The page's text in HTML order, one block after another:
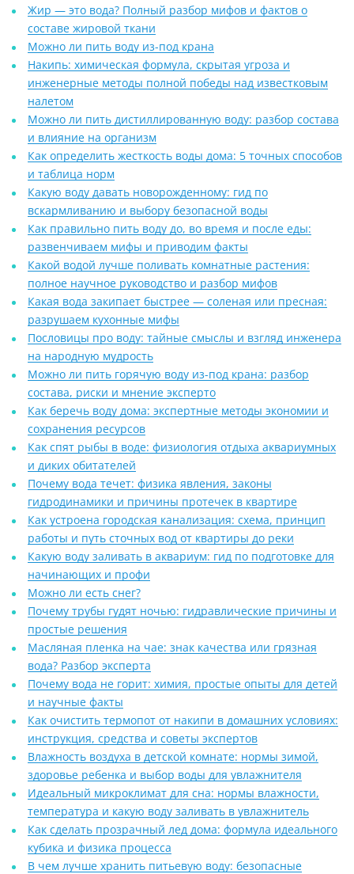
Жир — это вода? Полный разбор мифов и фактов о
составе жировой ткани
Можно ли пить воду из-под крана
Накипь: химическая формула, скрытая угроза и
инженерные методы полной победы над известковым
налетом
Можно ли пить дистиллированную воду: разбор состава
и влияние на организм
Как определить жесткость воды дома: 5 точных способов
и таблица норм
Какую воду давать новорожденному: гид по
вскармливанию и выбору безопасной воды
Как правильно пить воду до, во время и после еды:
развенчиваем мифы и приводим факты
Какой водой лучше поливать комнатные растения:
полное научное руководство и разбор мифов
Какая вода закипает быстрее — соленая или пресная:
разрушаем кухонные мифы
Пословицы про воду: тайные смыслы и взгляд инженера
на народную мудрость
Можно ли пить горячую воду из-под крана: разбор
состава, риски и мнение эксперто
Как беречь воду дома: экспертные методы экономии и
сохранения ресурсов
Как спят рыбы в воде: физиология отдыха аквариумных
и диких обитателей
Почему вода течет: физика явления, законы
гидродинамики и причины протечек в квартире
Как устроена городская канализация: схема, принцип
работы и путь сточных вод от квартиры до реки
Какую воду заливать в аквариум: гид по подготовке для
начинающих и профи
Можно ли есть снег?
Почему трубы гудят ночью: гидравлические причины и
простые решения
Масляная пленка на чае: знак качества или грязная
вода? Разбор эксперта
Почему вода не горит: химия, простые опыты для детей
и научные факты
Как очистить термопот от накипи в домашних условиях:
инструкция, средства и советы экспертов
Влажность воздуха в детской комнате: нормы зимой,
здоровье ребенка и выбор воды для увлажнителя
Идеальный микроклимат для сна: нормы влажности,
температура и какую воду заливать в увлажнитель
Как сделать прозрачный лед дома: формула идеального
кубика и физика процесса
В чем лучше хранить питьевую воду: безопасные